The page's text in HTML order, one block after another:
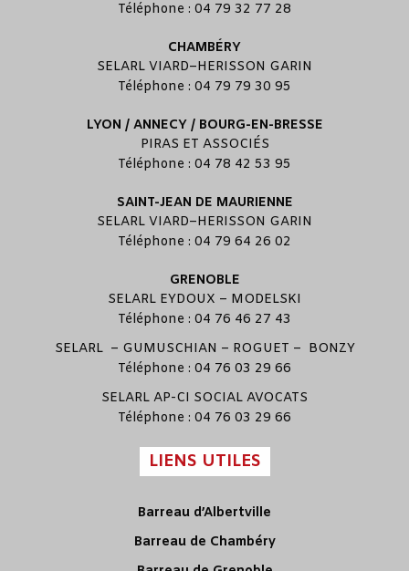
Téléphone : 04 79 32 77 28
CHAMBÉRY
SELARL VIARD–HERISSON GARIN
Téléphone : 04 79 79 30 95
LYON / ANNECY / BOURG-EN-BRESSE
PIRAS ET ASSOCIÉS
Téléphone : 04 78 42 53 95
SAINT-JEAN DE MAURIENNE
SELARL VIARD–HERISSON GARIN
Téléphone : 04 79 64 26 02
GRENOBLE
SELARL EYDOUX – MODELSKI
Téléphone : 04 76 46 27 43
SELARL – GUMUSCHIAN – ROGUET – BONZY
Téléphone : 04 76 03 29 66
SELARL AP-CI SOCIAL AVOCATS
Téléphone : 04 76 03 29 66
LIENS UTILES
Barreau d’Albertville
Barreau de Chambéry